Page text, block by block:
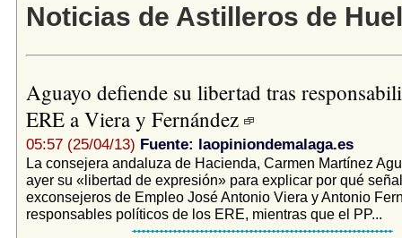
Noticias de Astilleros de
Aguayo defiende su libertad tras
ERE a Viera y Fernández
05:57 (25/04/13) Fuente: laopiniondemalaga.es
La consejera andaluza de Hacienda, Carmen Martínez
ayer su «libertad de expresión» para explicar por qué
exconsejeros de Empleo José Antonio Viera y Antonio
responsables políticos de los ERE, mientras que el PP...